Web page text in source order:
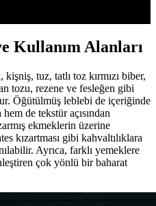
Kullanım Alanları
tuz, tatlı toz kırmızı biber,
tozu, rezene ve fesleğen gibi
Öğütülmüş leblebi de içeriğinde
de tekstür açısından
ekmeklerin üzerine
kızartması gibi kahvaltılıklara
Ayrıca, farklı yemeklere
çok yönlü bir baharat